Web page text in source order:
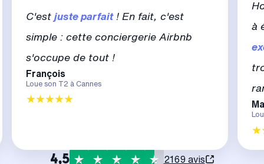
C'est juste parfait! En fait, c'est
simple : cette conciergerie Airbnb
s'occupe de tout !
François
Loue son T2 à Cannes
à
4,5 2169 avis